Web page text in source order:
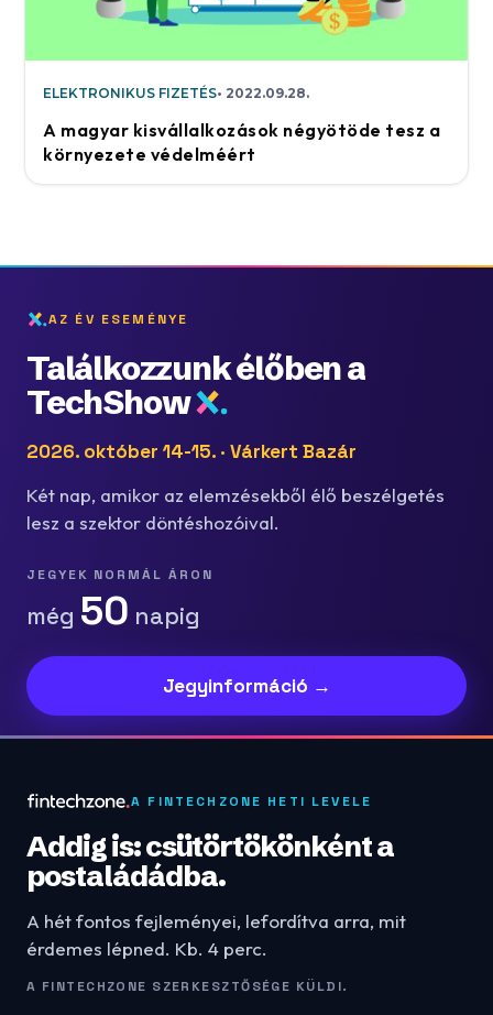
ELEKTRONIKUS FIZETÉS 2022.09.28.
A magyar kisvállalkozások négyötöde tesz a
környezete védelméért
AZ ÉV ESEMÉNYE
Találkozzunk élőben a
TechShow
2026. október 14-15. · Várkert Bazár
Két nap, amikor az elemzésekből élő beszélgetés
lesz a szektor döntéshozóival.
JEGYEK NORMÁL ÁRON
még 50 napig
Jegyinformáció →
A FINTECHZONE HETI LEVELE
Addig is: csütörtökönként a
postaládádba.
A hét fontos fejleményei, lefordítva arra, mit
érdemes lépned. Kb. 4 perc.
A FINTECHZONE SZERKESZTŐSÉGE KÜLDI.